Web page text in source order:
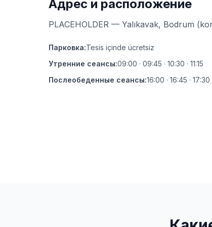
Адрес и расположение
PLACEHOLDER — Yalıkavak, Bodrum
Парковка:Tesis içinde ücretsiz
Утренние сеансы:09:00 · 09:45 · 10:30 · 11:15
Послеобеденные сеансы:16:00 · 16:45 · 17:30